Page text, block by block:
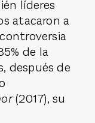
líderes
atacaron a
de la
después de
(2017), su